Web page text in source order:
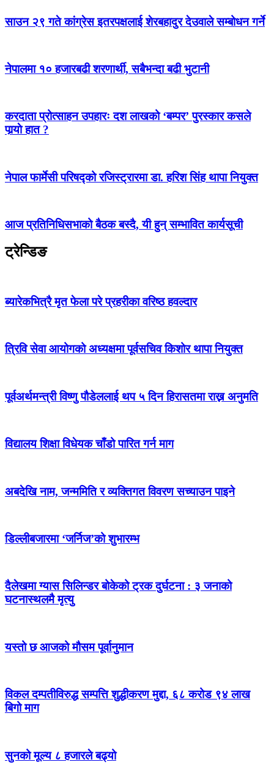
साउन २९ गते कांग्रेस इतरपक्षलाई शेरबहादुर देउवाले सम्बोधन गर्ने
नेपालमा १० हजारबढी शरणार्थी, सबैभन्दा बढी भुटानी
करदाता प्रोत्साहन उपहारः दश लाखको ‘बम्पर’ पुरस्कार कसले
पार्‍याे हात ?
नेपाल फार्मेसी परिषद्को रजिस्ट्रारमा डा. हरिश सिंह थापा नियुक्त
आज प्रतिनिधिसभाको बैठक बस्दै, यी हुन् सम्भावित कार्यसूची
ट्रेन्डिङ
ब्यारेकभित्रै मृत फेला परे प्रहरीका वरिष्ठ हवल्दार
त्रिवि सेवा आयोगको अध्यक्षमा पूर्वसचिव किशोर थापा नियुक्त
पूर्वअर्थमन्त्री विष्णु पौडेललाई थप ५ दिन हिरासतमा राख्न अनुमति
विद्यालय शिक्षा विधेयक चाँडो पारित गर्न माग
अबदेखि नाम, जन्ममिति र व्यक्तिगत विवरण सच्याउन पाइने
डिल्लीबजारमा ‘जर्निज’को शुभारम्भ
दैलेखमा ग्यास सिलिन्डर बोकेको ट्रक दुर्घटना : ३ जनाको
घटनास्थलमै मृत्यु
यस्तो छ आजको मौसम पूर्वानुमान
विकल दम्पतीविरुद्ध सम्पत्ति शुद्धीकरण मुद्दा, ६८ करोड ९४ लाख
बिगो माग
सुनको मूल्य ८ हजारले बढ्यो